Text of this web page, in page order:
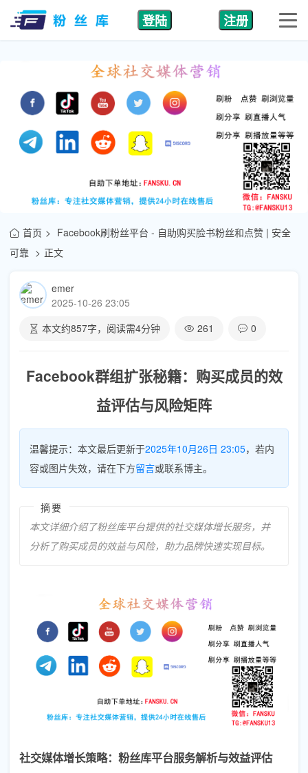
登陆 注册
首页
Facebook刷粉丝平台 - 自助购买脸书粉丝和点赞 | 安全
可靠
正文
emer
2025-10-26 23:05
本文约857字，阅读需4分钟 261 0
Facebook群组扩张秘籍：购买成员的效
益评估与风险矩阵
温馨提示：本文最后更新于2025年10月26日 23:05，若内
容或图片失效，请在下方留言或联系博主。
摘要
本文详细介绍了粉丝库平台提供的社交媒体增长服务，并
分析了购买成员的效益与风险，助力品牌快速实现目标。
社交媒体增长策略：粉丝库平台服务解析与效益评估